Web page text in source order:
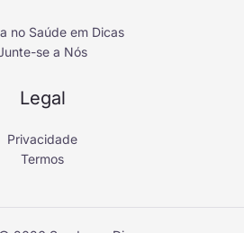
no Saúde em Dicas
se a Nós
Legal
Privacidade
Termos